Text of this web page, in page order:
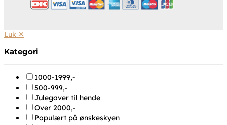
Luk ✕
Kategori
1000-1999,-
500-999,-
Julegaver til hende
Over 2000,-
Populært på ønskeskyen